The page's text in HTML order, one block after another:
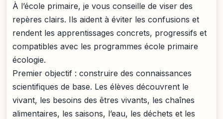
À l’école primaire, je vous conseille de viser des
repères clairs. Ils aident à éviter les confusions et
rendent les apprentissages concrets, progressifs et
compatibles avec les programmes école primaire
écologie.
Premier objectif : construire des connaissances
scientifiques de base. Les élèves découvrent le
vivant, les besoins des êtres vivants, les chaînes
alimentaires, les saisons, l’eau, les déchets et les